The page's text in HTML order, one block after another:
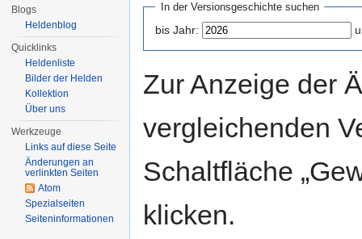
In der Versionsgeschichte suchen
bis Jahr:
Zur Anzeige der
vergleichenden
Schaltfläche
klicken.
Blogs
Heldenblog
Quicklinks
Heldenliste
Bilder der Helden
Kollektion
Über uns
Werkzeuge
Links auf diese Seite
Änderungen an
verlinkten Seiten
Atom
Spezialseiten
Seiten­informationen